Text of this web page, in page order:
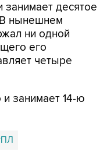
десятое
В нынешнем
ни одной
его
четыре
занимает 14-ю